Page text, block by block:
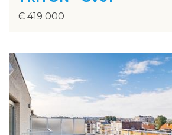
€ 419 000